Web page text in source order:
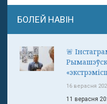
БОЛЕЙ НАВІН
🚨
16 верасня
11 верасня